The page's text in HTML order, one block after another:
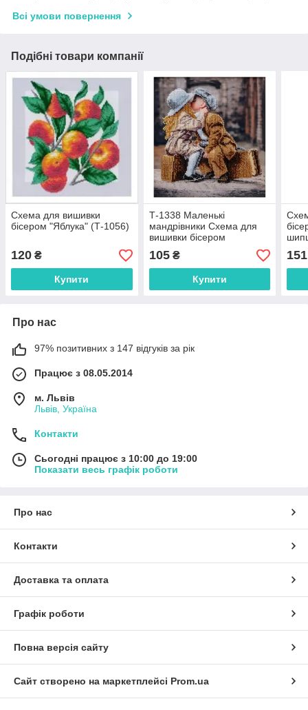
Всі умови повернення
Подібні товари компанії
Схема для вишивки
бісером "Яблука" (Т-1056)
120 ₴
Купити
Т-1338 Маленькі
мандрівники Схема для
вишивки бісером
105₴
Купити
151
Про нас
97% позитивних з 147 відгуків за рік
Працює з 08.05.2014
м. Львів
Львів, Україна
Контакти
Сьогодні працює з 10:00 до 19:00
Показати весь графік роботи
Про нас
Контакти
Доставка та оплата
Графік роботи
Повна версія сайту
Сайт створено на маркетплейсі Prom.ua